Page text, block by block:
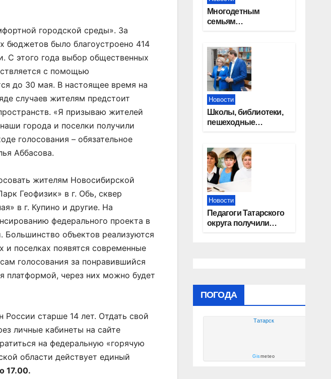
городской среды». За
бюджетов было благоустроено 414
С этого года выбор общественных
с помощью
до 30 мая. В настоящее время на
случаев жителям предстоит
«Я призываю жителей
города и поселки получили
голосования – обязательное
Аббасова.
жителям Новосибирской
Геофизик» в г. Обь, сквер
в г. Купино и другие. На
федерального проекта в
объектов реализуются
и поселках появятся современные
голосования за понравившийся
платформой, через них можно будет
старше 14 лет. Отдать свой
личные кабинеты на сайте
на федеральную «горячую
области действует единый
17.00.
Многодетным
семьям
сертификаты на
приобретение
автомобилей
Новости
Школы, библиотеки,
пешеходные
«Единой России»
контролируют
работы на
социальных
объектах
Новости
Педагоги Татарского
округа получили
ПОГОДА
Татарск
Gismeteo